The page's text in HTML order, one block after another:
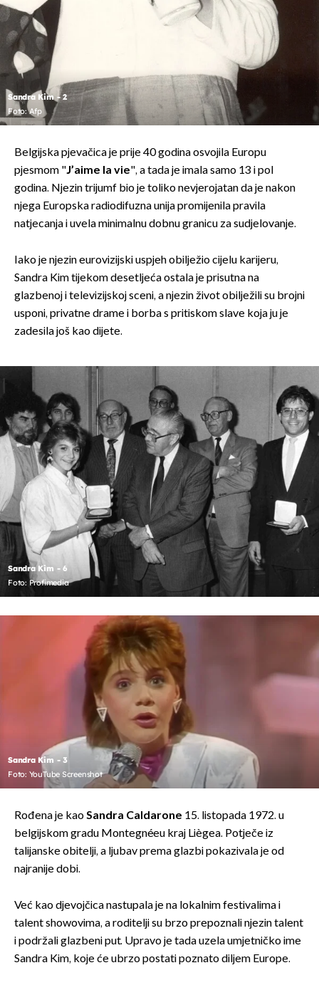
Sandra Kim - 2
Foto: Afp
Belgijska pjevačica je prije 40 godina osvojila Europu
pjesmom "J’aime la vie", a tada je imala samo 13 i pol
godina. Njezin trijumf bio je toliko nevjerojatan da je nakon
njega Europska radiodifuzna unija promijenila pravila
natjecanja i uvela minimalnu dobnu granicu za sudjelovanje.
Iako je njezin eurovizijski uspjeh obilježio cijelu karijeru,
Sandra Kim tijekom desetljeća ostala je prisutna na
glazbenoj i televizijskoj sceni, a njezin život obilježili su brojni
usponi, privatne drame i borba s pritiskom slave koja ju je
zadesila još kao dijete.
Sandra Kim - 6
Foto: Profimedia
Sandra Kim - 3
Foto: YouTube Screenshot
Rođena je kaoSandra Caldarone 15. listopada 1972. u
belgijskom gradu Montegnéeu kraj Liègea. Potječe iz
talijanske obitelji, a ljubav prema glazbi pokazivala je od
najranije dobi.
Već kao djevojčica nastupala je na lokalnim festivalima i
talent showovima, a roditelji su brzo prepoznali njezin talent
i podržali glazbeni put. Upravo je tada uzela umjetničko ime
Sandra Kim, koje će ubrzo postati poznato diljem Europe.